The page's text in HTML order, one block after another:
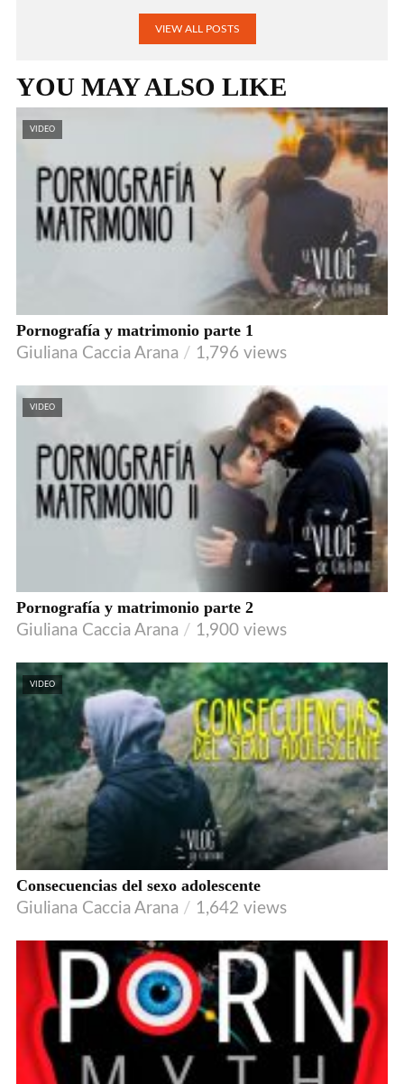
VIEW ALL POSTS
YOU MAY ALSO LIKE
VIDEO
Pornografía y matrimonio parte 1
Giuliana Caccia Arana 1,796 views
VIDEO
Pornografía y matrimonio parte 2
Giuliana Caccia Arana 1,900 views
VIDEO
Consecuencias del sexo adolescente
Giuliana Caccia Arana 1,642 views